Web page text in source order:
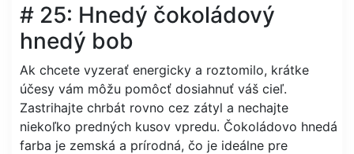
# 25: Hnedý čokoládový
hnedý bob
Ak chcete vyzerať energicky a roztomilo, krátke
účesy vám môžu pomôcť dosiahnuť váš cieľ.
Zastrihajte chrbát rovno cez zátyl a nechajte
niekoľko predných kusov vpredu. Čokoládovo hnedá
farba je zemská a prírodná, čo je ideálne pre